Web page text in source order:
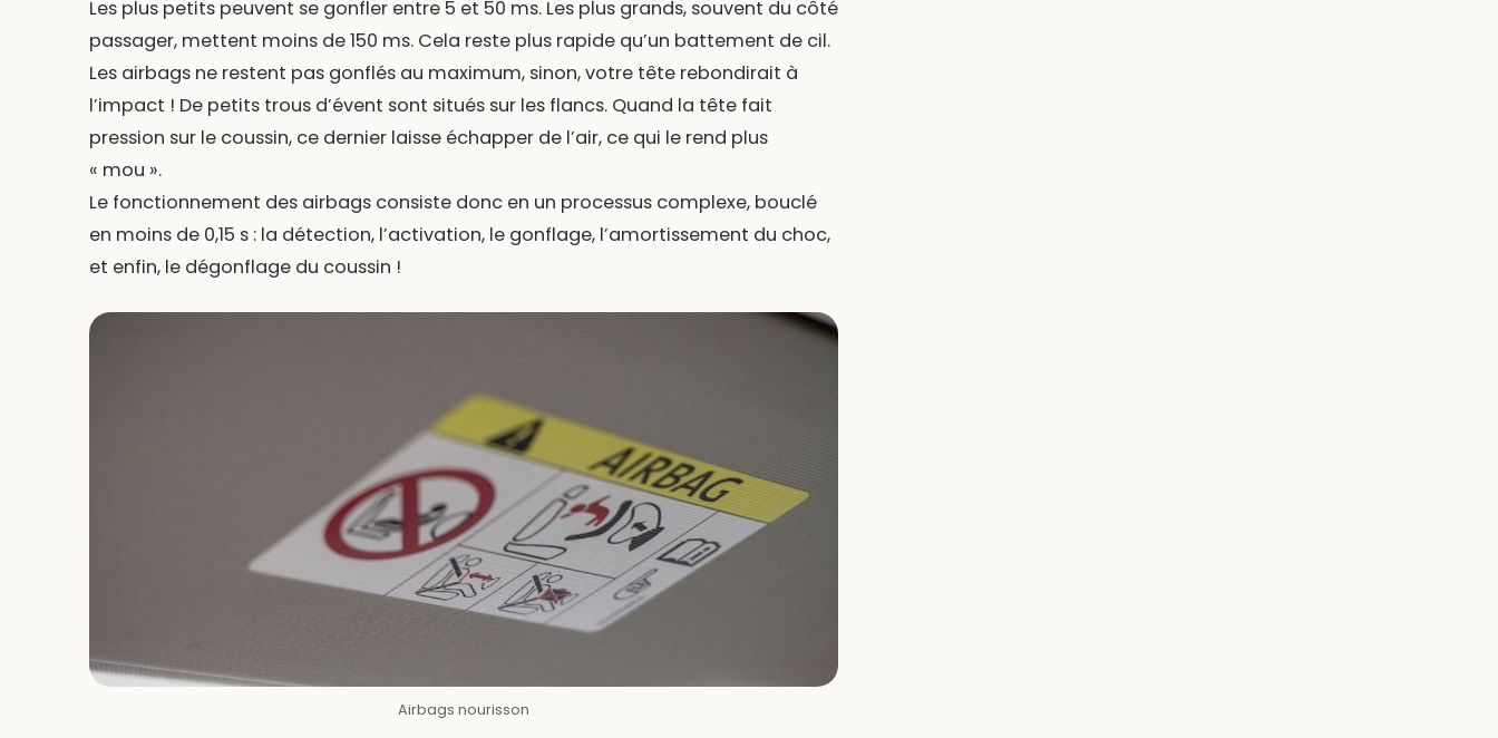
Les plus petits peuvent se gonfler entre 5 et 50 ms. Les plus grands, souvent du côté
passager, mettent moins de 150 ms. Cela reste plus rapide qu’un battement de cil.
Les airbags ne restent pas gonflés au maximum, sinon, votre tête rebondirait à
l’impact ! De petits trous d’évent sont situés sur les flancs. Quand la tête fait
pression sur le coussin, ce dernier laisse échapper de l’air, ce qui le rend plus
« mou ».
Le fonctionnement des airbags consiste donc en un processus complexe, bouclé
en moins de 0,15 s : la détection, l’activation, le gonflage, l’amortissement du choc,
et enfin, le dégonflage du coussin !
Airbags nourisson